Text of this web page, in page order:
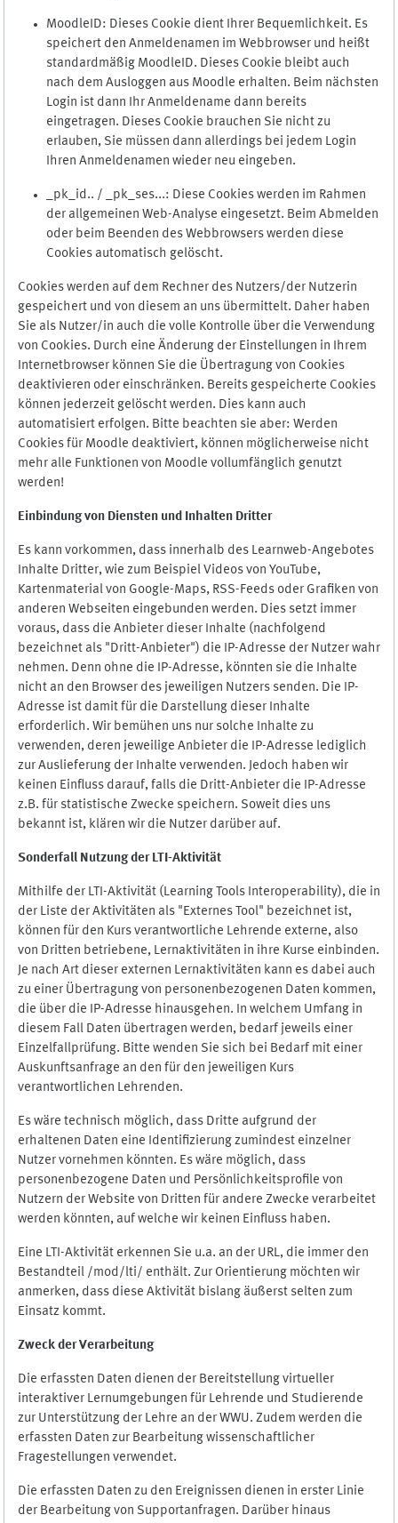
MoodleID: Dieses Cookie dient Ihrer Bequemlichkeit. Es
speichert den Anmeldenamen im Webbrowser und heißt
standardmäßig MoodleID. Dieses Cookie bleibt auch
nach dem Ausloggen aus Moodle erhalten. Beim nächsten
Login ist dann Ihr Anmeldename dann bereits
eingetragen. Dieses Cookie brauchen Sie nicht zu
erlauben, Sie müssen dann allerdings bei jedem Login
Ihren Anmeldenamen wieder neu eingeben.
_pk_id.. / _pk_ses...: Diese Cookies werden im Rahmen
der allgemeinen Web-Analyse eingesetzt. Beim Abmelden
oder beim Beenden des Webbrowsers werden diese
Cookies automatisch gelöscht.
Cookies werden auf dem Rechner des Nutzers/der Nutzerin
gespeichert und von diesem an uns übermittelt. Daher haben
Sie als Nutzer/in auch die volle Kontrolle über die Verwendung
von Cookies. Durch eine Änderung der Einstellungen in Ihrem
Internetbrowser können Sie die Übertragung von Cookies
deaktivieren oder einschränken. Bereits gespeicherte Cookies
können jederzeit gelöscht werden. Dies kann auch
automatisiert erfolgen. Bitte beachten sie aber: Werden
Cookies für Moodle deaktiviert, können möglicherweise nicht
mehr alle Funktionen von Moodle vollumfänglich genutzt
werden!
Einbindung von Diensten und Inhalten Dritter
Es kann vorkommen, dass innerhalb des Learnweb-Angebotes
Inhalte Dritter, wie zum Beispiel Videos von YouTube,
Kartenmaterial von Google-Maps, RSS-Feeds oder Grafiken von
anderen Webseiten eingebunden werden. Dies setzt immer
voraus, dass die Anbieter dieser Inhalte (nachfolgend
bezeichnet als "Dritt-Anbieter") die IP-Adresse der Nutzer wahr
nehmen. Denn ohne die IP-Adresse, könnten sie die Inhalte
nicht an den Browser des jeweiligen Nutzers senden. Die IP-
Adresse ist damit für die Darstellung dieser Inhalte
erforderlich. Wir bemühen uns nur solche Inhalte zu
verwenden, deren jeweilige Anbieter die IP-Adresse lediglich
zur Auslieferung der Inhalte verwenden. Jedoch haben wir
keinen Einfluss darauf, falls die Dritt-Anbieter die IP-Adresse
z.B. für statistische Zwecke speichern. Soweit dies uns
bekannt ist, klären wir die Nutzer darüber auf.
Sonderfall Nutzung der LTI-Aktivität
Mithilfe der LTI-Aktivität (Learning Tools Interoperability), die in
der Liste der Aktivitäten als "Externes Tool" bezeichnet ist,
können für den Kurs verantwortliche Lehrende externe, also
von Dritten betriebene, Lernaktivitäten in ihre Kurse einbinden.
Je nach Art dieser externen Lernaktivitäten kann es dabei auch
zu einer Übertragung von personenbezogenen Daten kommen,
die über die IP-Adresse hinausgehen. In welchem Umfang in
diesem Fall Daten übertragen werden, bedarf jeweils einer
Einzelfallprüfung. Bitte wenden Sie sich bei Bedarf mit einer
Auskunftsanfrage an den für den jeweiligen Kurs
verantwortlichen Lehrenden.
Es wäre technisch möglich, dass Dritte aufgrund der
erhaltenen Daten eine Identifizierung zumindest einzelner
Nutzer vornehmen könnten. Es wäre möglich, dass
personenbezogene Daten und Persönlichkeitsprofile von
Nutzern der Website von Dritten für andere Zwecke verarbeitet
werden könnten, auf welche wir keinen Einfluss haben.
Eine LTI-Aktivität erkennen Sie u.a. an der URL, die immer den
Bestandteil /mod/lti/ enthält. Zur Orientierung möchten wir
anmerken, dass diese Aktivität bislang äußerst selten zum
Einsatz kommt.
Zweck der Verarbeitung
Die erfassten Daten dienen der Bereitstellung virtueller
interaktiver Lernumgebungen für Lehrende und Studierende
zur Unterstützung der Lehre an der WWU. Zudem werden die
erfassten Daten zur Bearbeitung wissenschaftlicher
Fragestellungen verwendet.
Die erfassten Daten zu den Ereignissen dienen in erster Linie
der Bearbeitung von Supportanfragen. Darüber hinaus